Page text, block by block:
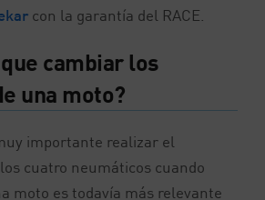
con la garantía del RACE.
cambiar los
una moto?
importante realizar el
cuatro neumáticos cuando
moto es todavía más relevante